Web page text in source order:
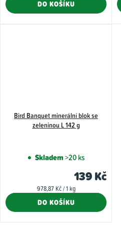
DO KOŠÍKU
Bird Banquet minerální blok se
zeleninou L 142 g
Skladem>20 ks
139 Kč
Měrná
978,87 Kč / 1 kg
DO KOŠÍKU